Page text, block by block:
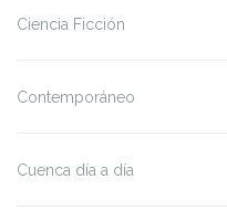
Ciencia Ficción
Contemporáneo
Cuenca día a día